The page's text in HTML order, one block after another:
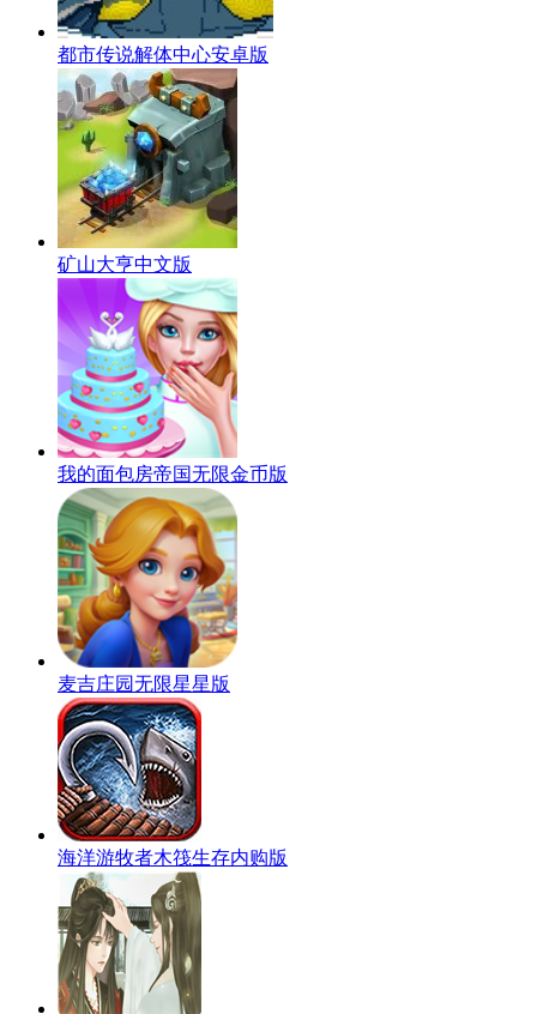
都市传说解体中心安卓版
矿山大亨中文版
我的面包房帝国无限金币版
麦吉庄园无限星星版
海洋游牧者木筏生存内购版